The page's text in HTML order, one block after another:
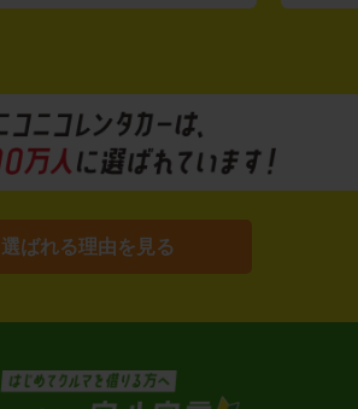
選ばれる理由を見る